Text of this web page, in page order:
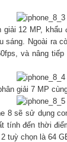
giải 12 MP,
sáng. Ngoài ra
và nâng
giải 7 MP
8 sẽ sử dụng
tính đến thời
tuỳ chọn là 64